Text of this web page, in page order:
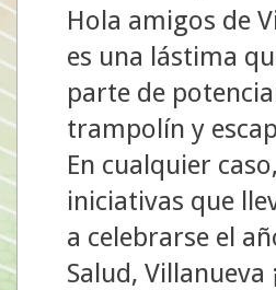
Hola amigos de
es una lástima
parte de
trampolín y
En cualquier
iniciativas que
a celebrarse el
Salud, Villanueva ¡